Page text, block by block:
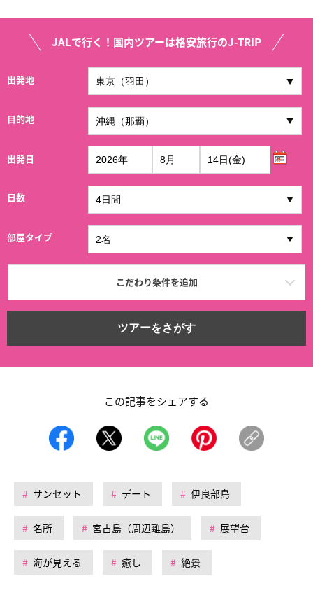
JALで行く！国内ツアーは格安旅行のJ-TRIP
出発地
目的地
出発日
日数
部屋タイプ
こだわり条件を追加
ツアーをさがす
この記事をシェアする
サンセット デート 伊良部島
名所 宮古島（周辺離島） 展望台
海が見える 癒し 絶景